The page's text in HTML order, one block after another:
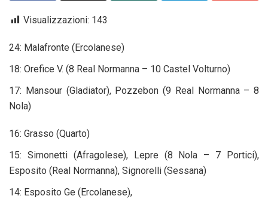
Visualizzazioni: 143
24: Malafronte (Ercolanese)
18: Orefice V. (8 Real Normanna – 10 Castel Volturno)
17: Mansour (Gladiator), Pozzebon (9 Real Normanna – 8
Nola)
16: Grasso (Quarto)
15: Simonetti (Afragolese), Lepre (8 Nola – 7 Portici),
Esposito (Real Normanna), Signorelli (Sessana)
14: Esposito Ge (Ercolanese),